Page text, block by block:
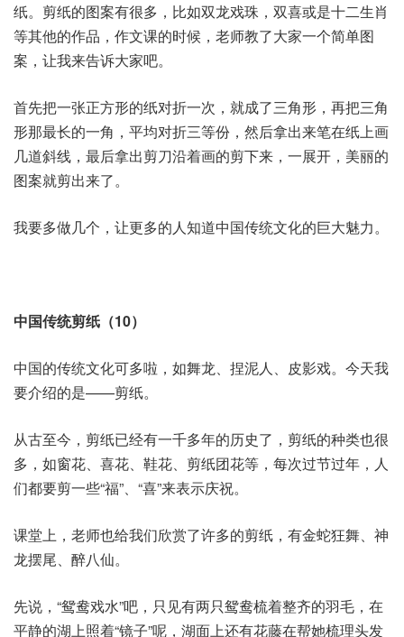
纸。剪纸的图案有很多，比如双龙戏珠，双喜或是十二生肖
等其他的作品，作文课的时候，老师教了大家一个简单图
案，让我来告诉大家吧。
首先把一张正方形的纸对折一次，就成了三角形，再把三角
形那最长的一角，平均对折三等份，然后拿出来笔在纸上画
几道斜线，最后拿出剪刀沿着画的剪下来，一展开，美丽的
图案就剪出来了。
我要多做几个，让更多的人知道中国传统文化的巨大魅力。
中国传统剪纸（10）
中国的传统文化可多啦，如舞龙、捏泥人、皮影戏。今天我
要介绍的是——剪纸。
从古至今，剪纸已经有一千多年的历史了，剪纸的种类也很
多，如窗花、喜花、鞋花、剪纸团花等，每次过节过年，人
们都要剪一些“福”、“喜”来表示庆祝。
课堂上，老师也给我们欣赏了许多的剪纸，有金蛇狂舞、神
龙摆尾、醉八仙。
先说，“鸳鸯戏水”吧，只见有两只鸳鸯梳着整齐的羽毛，在
平静的湖上照着“镜子”呢，湖面上还有花藤在帮她梳理头发